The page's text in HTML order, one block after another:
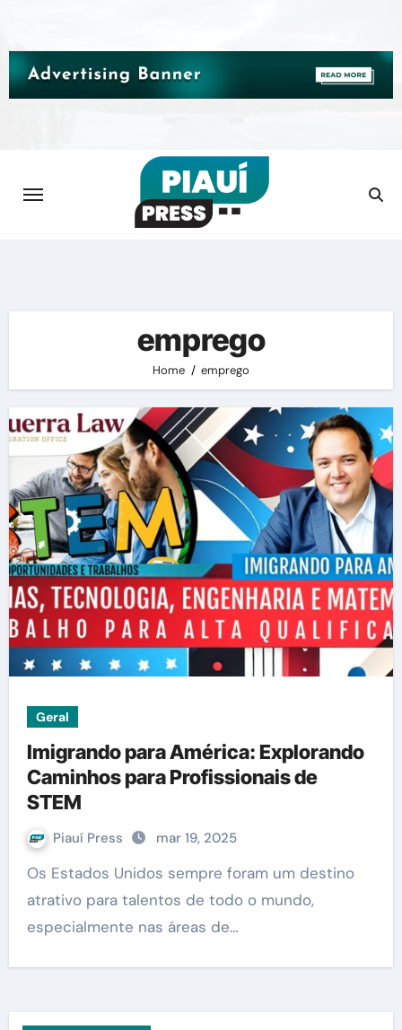
content
emprego
Home emprego
Geral
Imigrando para América: Explorando
Caminhos para Profissionais de
STEM
Piauí Press mar 19, 2025
Os Estados Unidos sempre foram um destino
atrativo para talentos de todo o mundo,
especialmente nas áreas de…